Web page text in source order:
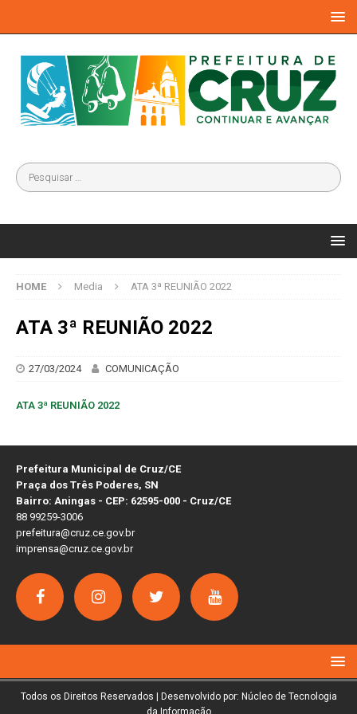
HOME Media ATA 3ª REUNIÃO 2022
ATA 3ª REUNIÃO 2022
27/03/2024 COMUNICAÇÃO
ATA 3ª REUNIÃO 2022
Prefeitura Municipal de Cruz/CE
Praça dos Três Poderes, SN
Bairro: Aningas - CEP: 62595-000 - Cruz/CE
88 99259-3006
prefeitura@cruz.ce.gov.br
imprensa@cruz.ce.gov.br
Todos os Direitos Reservados | Desenvolvido por: Núcleo de Tecnologia
da Informação